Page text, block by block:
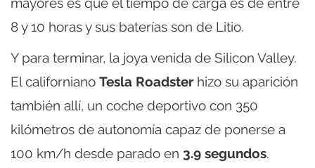
8 y 10 horas y sus baterías son de Litio.
Y para terminar, la joya venida de Silicon Valley.
El californiano Tesla Roadster hizo su aparición
también allí, un coche deportivo con 350
kilómetros de autonomía capaz de ponerse a
100 km/h desde parado en 3.9 segundos.